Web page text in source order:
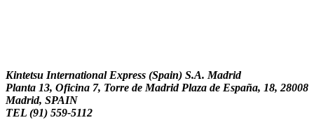
Kintetsu International Express (Spain) S.A. Madrid
Planta 13, Oficina 7, Torre de Madrid Plaza de España, 18, 28008
Madrid, SPAIN
TEL (91) 559-5112